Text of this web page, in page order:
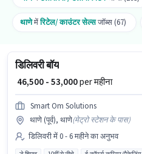
थाणेमेंरिटेल/ काउंटर सेल्सजॉब्स (67)
डिलिवरी बॉय
₹ 46,500 - 53,000per महीना
Smart Om Solutions
थाणे (पूर्व), थाणे(मेट्रो स्टेशन के पास)
डिलिवरी में 0 - 6 महीने का अनुभव